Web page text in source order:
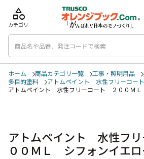
category
カテゴリ
ホーム 商品カテゴリ一覧 工事・照明用品
多目的塗料
アトムペイント 水性フリーコー
アトムペイント 水性フリーコート ２００Ｍ
アトムペイント 水性フ
００ＭＬ シフォンイエ